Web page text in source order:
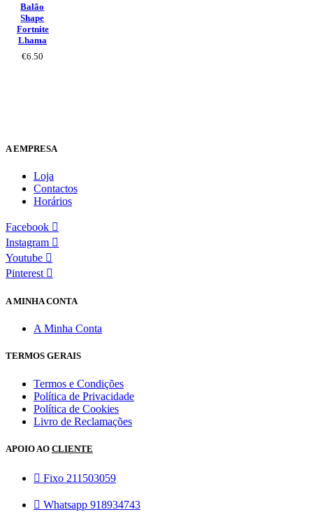
Balão
Shape
Fortnite
Lhama
€6.50
A EMPRESA
Loja
Contactos
Horários
Facebook
Instagram
Youtube
Pinterest
A MINHA CONTA
A Minha Conta
TERMOS GERAIS
Termos e Condições
Política de Privacidade
Política de Cookies
Livro de Reclamações
APOIO AO CLIENTE
Fixo 211503059
Whatsapp 918934743